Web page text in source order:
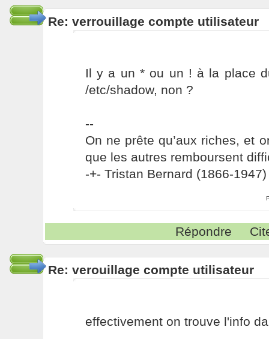
Re: verrouillage compte utilisateur
Il y a un * ou un ! à la place
/etc/shadow, non ?
--
On ne prête qu’aux riches, et
que les autres remboursent
-+- Tristan Bernard (1866-1947)
Répondre
Re: verouillage compte utilisateur
effectivement on trouve l'info